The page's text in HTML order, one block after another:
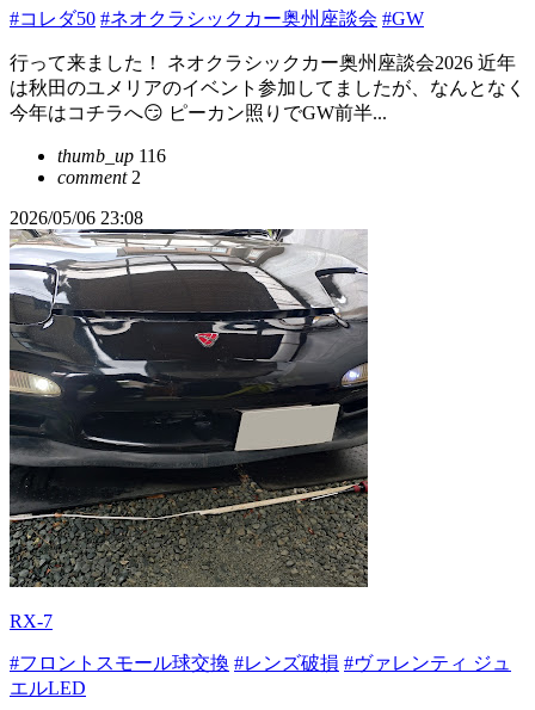
#コレダ50 #ネオクラシックカー奥州座談会 #GW
行って来ました！ ネオクラシックカー奥州座談会2026 近年
は秋田のユメリアのイベント参加してましたが、なんとなく
今年はコチラへ😏 ピーカン照りでGW前半...
thumb_up 116
comment2
2026/05/06 23:08
RX-7
#フロントスモール球交換 #レンズ破損 #ヴァレンティ ジュ
エルLED